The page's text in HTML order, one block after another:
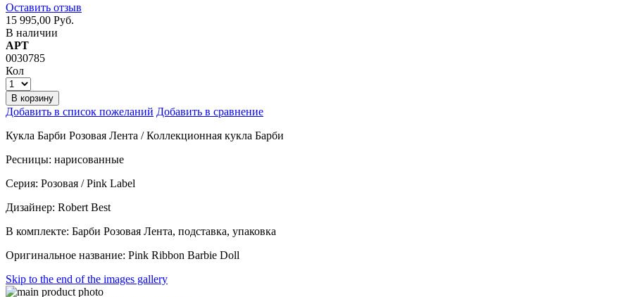
Оставить отзыв
15 995,00 Руб.
В наличии
АРТ
0030785
Кол
В корзину
Добавить в список пожеланий Добавить в сравнение
Кукла Барби Розовая Лента / Коллекционная кукла Барби
Ресницы: нарисованные
Серия: Розовая / Pink Label
Дизайнер: Robert Best
В комплекте: Барби Розовая Лента, подставка, упаковка
Оригинальное название: Pink Ribbon Barbie Doll
Skip to the end of the images gallery